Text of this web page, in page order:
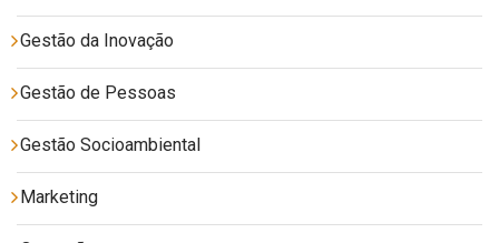
Gestão da Inovação
Gestão de Pessoas
Gestão Socioambiental
Marketing